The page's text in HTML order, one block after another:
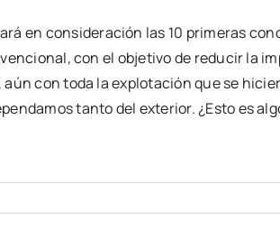
en consideración las 10 primeras
con el objetivo de reducir la
con toda la explotación que se
tanto del exterior. ¿Esto es